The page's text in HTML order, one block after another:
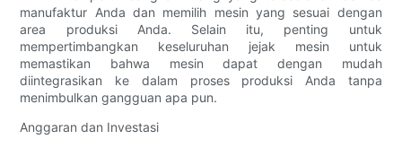
manufaktur Anda dan memilih mesin yang sesuai dengan
area produksi Anda. Selain itu, penting untuk
mempertimbangkan keseluruhan jejak mesin untuk
memastikan bahwa mesin dapat dengan mudah
diintegrasikan ke dalam proses produksi Anda tanpa
menimbulkan gangguan apa pun.
Anggaran dan Investasi